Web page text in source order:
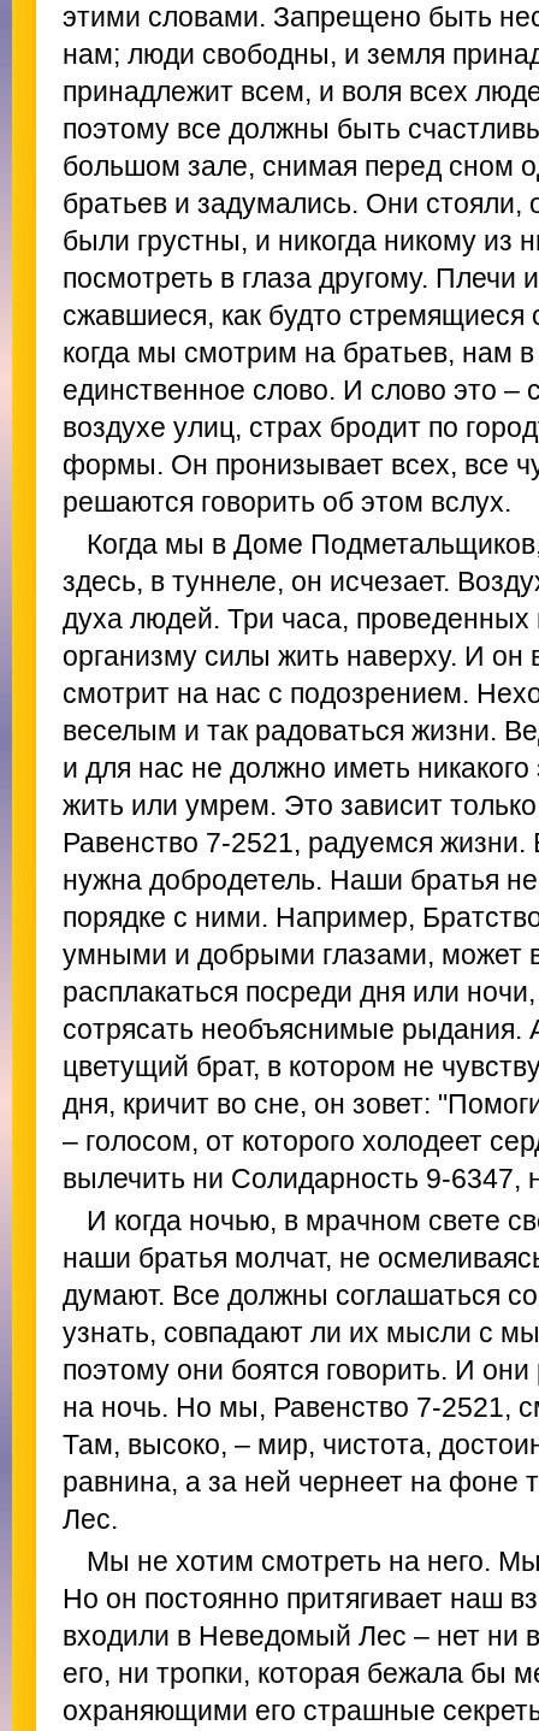
этими словами. Запрещено быть
нам; люди свободны, и земля
принадлежит всем, и воля всех
поэтому все должны быть
большом зале, снимая перед сном
братьев и задумались. Они стояли,
были грустны, и никогда никому из
посмотреть в глаза другому. Плечи
сжавшиеся, как будто
когда мы смотрим на братьев, нам
единственное слово. И слово это –
воздухе улиц, страх бродит по
формы. Он пронизывает всех, все
решаются говорить об этом вслух.
Когда мы в Доме
здесь, в туннеле, он исчезает.
духа людей. Три часа,
организму силы жить наверху. И
смотрит на нас с подозрением.
веселым и так радоваться жизни.
и для нас не должно иметь
жить или умрем. Это зависит
Равенство 7-2521, радуемся жизни.
нужна добродетель. Наши братья
порядке с ними. Например,
умными и добрыми глазами, может
расплакаться посреди дня или
сотрясать необъяснимые рыдания.
цветущий брат, в котором не
дня, кричит во сне, он зовет:
– голосом, от которого холодеет
вылечить ни Солидарность 9-6347,
И когда ночью, в мрачном свете
наши братья молчат, не
думают. Все должны соглашаться
узнать, совпадают ли их мысли с
поэтому они боятся говорить. И
на ночь. Но мы, Равенство 7-2521,
Там, высоко, – мир, чистота,
равнина, а за ней чернеет на фоне
Лес.
Мы не хотим смотреть на него.
Но он постоянно притягивает наш
входили в Неведомый Лес – нет ни
его, ни тропки, которая бежала бы
охраняющими его страшные